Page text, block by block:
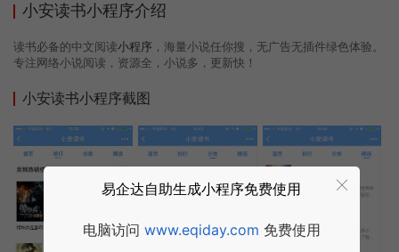
小安读书小程序介绍
读书必备的中文阅读小程序 ，海量小说任你搜，无广告无插件绿色体验。
专注网络小说阅读，资源全，小说多，更新快！
小安读书小程序截图
易企达自助生成小程序免费使用
电脑访问 www.eqiday.com 免费使用